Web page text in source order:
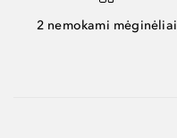
2 nemokami mėginėliai